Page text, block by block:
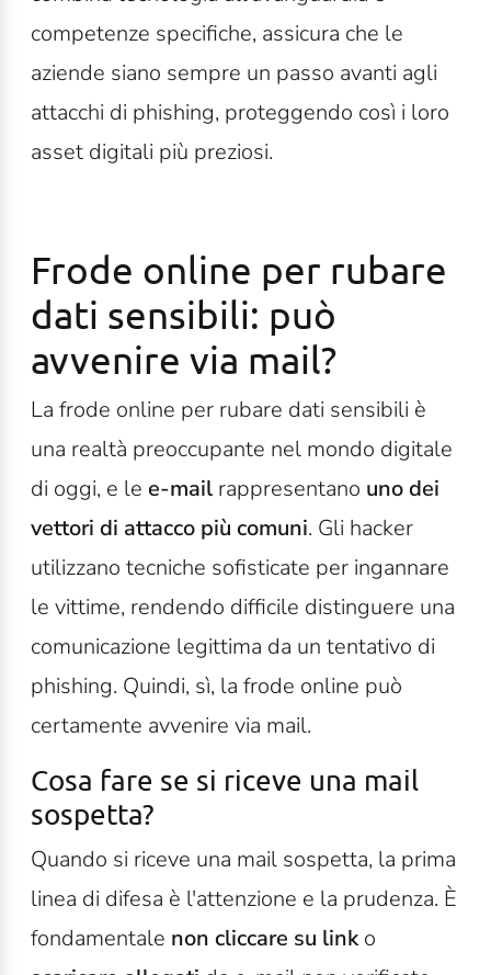
competenze specifiche, assicura che le
aziende siano sempre un passo avanti agli
attacchi di phishing, proteggendo così i loro
asset digitali più preziosi.
Frode online per rubare
dati sensibili: può
avvenire via mail?
La frode online per rubare dati sensibili è
una realtà preoccupante nel mondo digitale
di oggi, e le e-mail rappresentano uno dei
vettori di attacco più comuni. Gli hacker
utilizzano tecniche sofisticate per ingannare
le vittime, rendendo difficile distinguere una
comunicazione legittima da un tentativo di
phishing. Quindi, sì, la frode online può
certamente avvenire via mail.
Cosa fare se si riceve una mail
sospetta?
Quando si riceve una mail sospetta, la prima
linea di difesa è l'attenzione e la prudenza. È
fondamentale non cliccare su linko